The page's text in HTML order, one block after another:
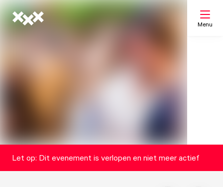
Menu
Let op: Dit evenement is verlopen en niet meer actief